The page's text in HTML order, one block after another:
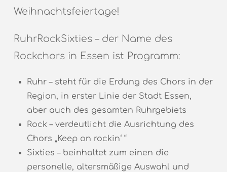
Weihnachtsfeiertage!
RuhrRockSixties – der Name des
Rockchors in Essen ist Programm:
Ruhr – steht für die Erdung des Chors in der
Region, in erster Linie der Stadt Essen,
aber auch des gesamten Ruhrgebiets
Rock – verdeutlicht die Ausrichtung des
Chors „Keep on rockin‘ “
Sixties – beinhaltet zum einen die
personelle, altersmäßige Auswahl und